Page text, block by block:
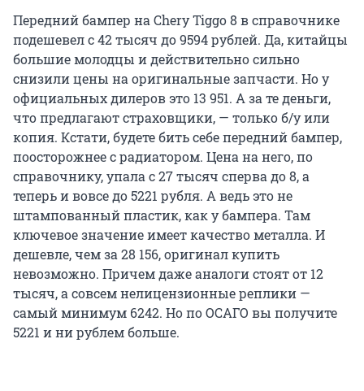
Передний бампер на Chery Tiggo 8 в справочнике
подешевел с 42 тысяч до 9594 рублей. Да, китайцы
большие молодцы и действительно сильно
снизили цены на оригинальные запчасти. Но у
официальных дилеров это 13 951. А за те деньги,
что предлагают страховщики, — только б/у или
копия. Кстати, будете бить себе передний бампер,
поосторожнее с радиатором. Цена на него, по
справочнику, упала с 27 тысяч сперва до 8, а
теперь и вовсе до 5221 рубля. А ведь это не
штампованный пластик, как у бампера. Там
ключевое значение имеет качество металла. И
дешевле, чем за 28 156, оригинал купить
невозможно. Причем даже аналоги стоят от 12
тысяч, а совсем нелицензионные реплики —
самый минимум 6242. Но по ОСАГО вы получите
5221 и ни рублем больше.